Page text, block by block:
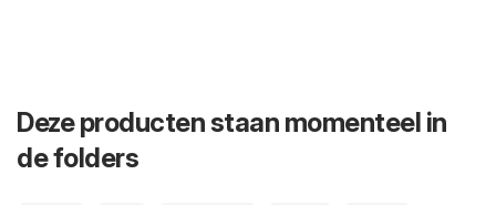
Deze producten staan momenteel in
de folders